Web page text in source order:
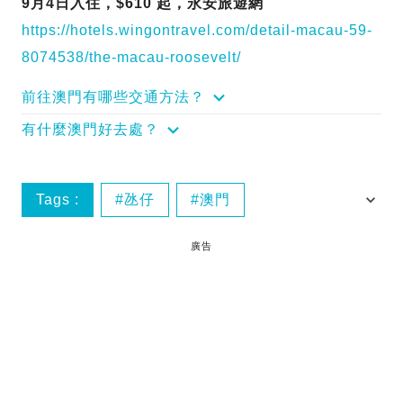
9月4日入住，$610 起，永安旅遊網
https://hotels.wingontravel.com/detail-macau-59-
8074538/the-macau-roosevelt/
前往澳門有哪些交通方法？
有什麼澳門好去處？
Tags : 氹仔 澳門
澳門酒店
廣告